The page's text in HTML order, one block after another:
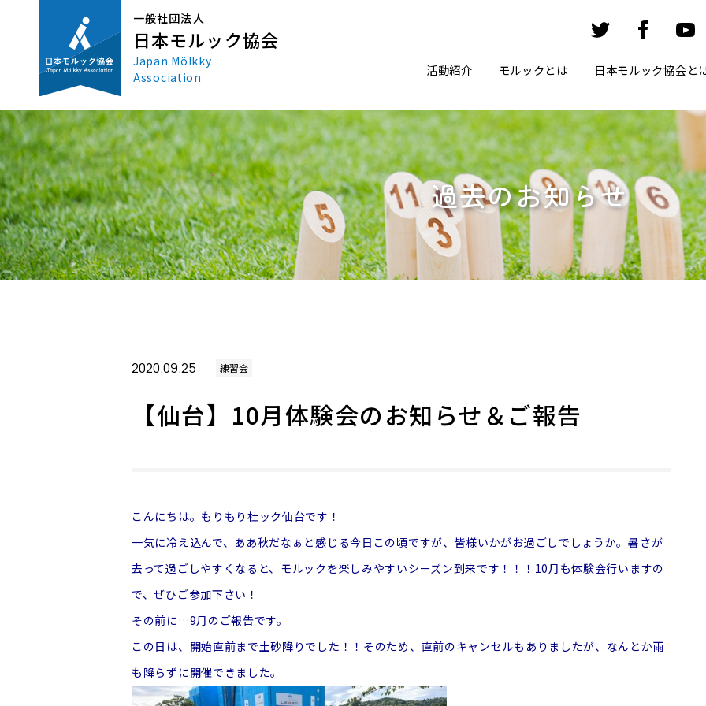
一般社団法人
日本モルック協会
Japan Mölkky
Association
活動紹介 モルックとは 日本モルック協会と
過去のお知らせ
2020.09.25 練習会
【仙台】10月体験会のお知らせ＆ご報告
こんにちは。もりもり杜ック仙台です！
一気に冷え込んで、ああ秋だなぁと感じる今日この頃ですが、皆様いかがお過ごしでしょうか。暑さが
去って過ごしやすくなると、モルックを楽しみやすいシーズン到来です！！！10月も体験会行いますの
で、ぜひご参加下さい！
その前に…9月のご報告です。
この日は、開始直前まで土砂降りでした！！そのため、直前のキャンセルもありましたが、なんとか雨
も降らずに開催できました。